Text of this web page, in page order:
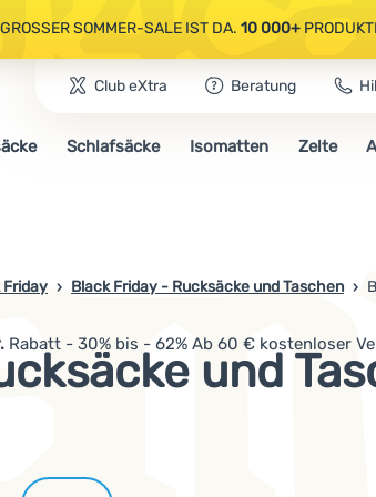
SOMMER-SALE IST DA. 10 000+
% AUF AUSGEWÄHLTE CAMPING- &
SOMMER-SALE IST DA.10 000+
Club eXtra Beratung
Schlafsäcke Isomatten Zelte
Friday Black Friday - Rucksäcke und Taschen
und
Rabatt - 30% bis - 62% Ab 60 € kostenloser